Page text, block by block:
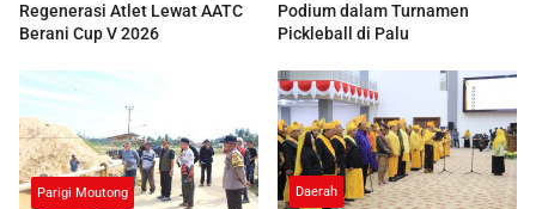
Regenerasi Atlet Lewat AATC
Berani Cup V 2026
Podium dalam Turnamen
Pickleball di Palu
Parigi Moutong Daerah